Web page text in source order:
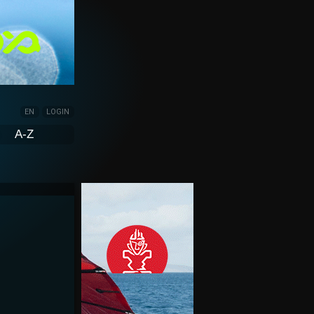
EN LOGIN
A-Z